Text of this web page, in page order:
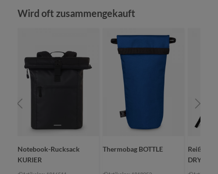
maigrün
+1
cyan
marine
schwarz
Farbe
Produktgalerie überspringen
Wird oft zusammengekauft
Notebook-Rucksack
KURIER
Thermobag BOTTLE
DRYBAG